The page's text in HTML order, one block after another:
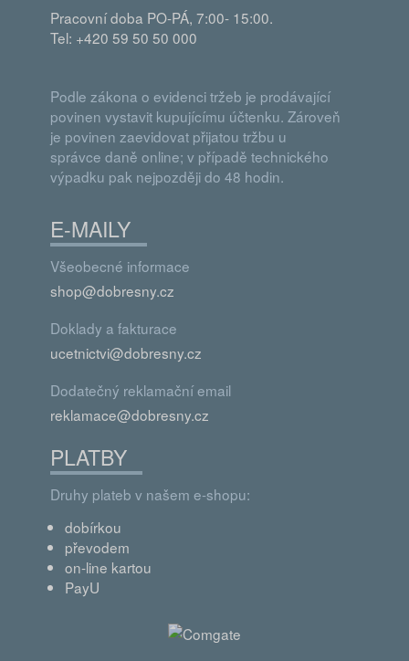
Pracovní doba PO-PÁ, 7:00- 15:00.
Tel: +420 59 50 50 000
Podle zákona o evidenci tržeb je prodávající
povinen vystavit kupujícímu účtenku. Zároveň
je povinen zaevidovat přijatou tržbu u
správce daně online; v případě technického
výpadku pak nejpozději do 48 hodin.
E-MAILY
Všeobecné informace
shop@dobresny.cz
Doklady a fakturace
ucetnictvi@dobresny.cz
Dodatečný reklamační email
reklamace@dobresny.cz
PLATBY
Druhy plateb v našem e-shopu:
dobírkou
převodem
on-line kartou
PayU